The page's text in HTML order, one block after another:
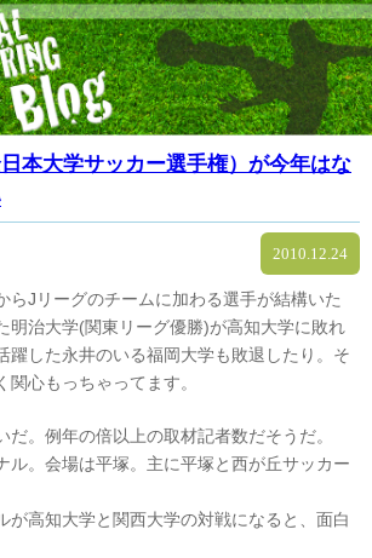
本大学サッカー選手権）が今年はな
2010.12.24
らJリーグのチームに加わる選手が結構いた
明治大学(関東リーグ優勝)が高知大学に敗れ
躍した永井のいる福岡大学も敗退したり。そ
関心もっちゃってます。
だ。例年の倍以上の取材記者数だそうだ。
ル。会場は平塚。主に平塚と西が丘サッカー
が高知大学と関西大学の対戦になると、面白